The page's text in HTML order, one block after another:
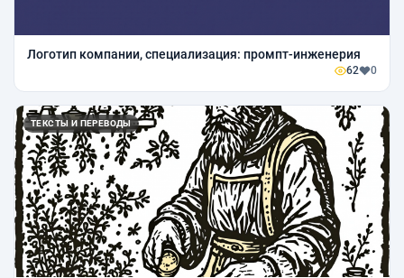
Логотип компании, специализация: промпт-инженерия
62 0
ТЕКСТЫ И ПЕРЕВОДЫ